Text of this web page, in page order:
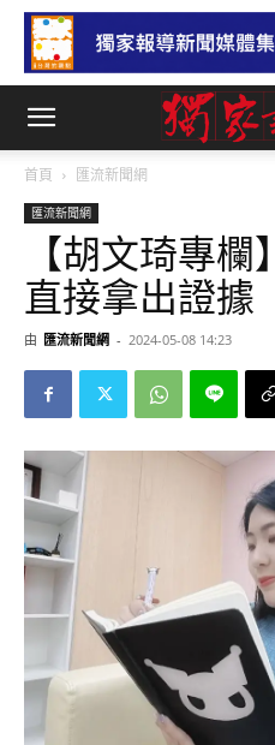
首頁 匯流新聞網
匯流新聞網
【胡文琦專
直接拿出證據
由 匯流新聞網 - 2024-05-08 14:23